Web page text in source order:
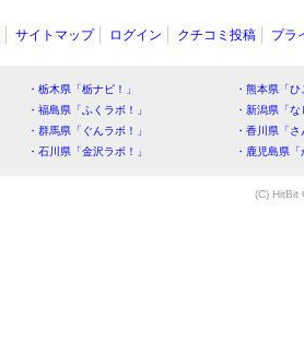
サイトマップ ログイン クチコミ投稿 プラ
・栃木県「栃ナビ！」
・熊本県「
・福島県「ふくラボ！」
・新潟県「
・群馬県「ぐんラボ！」
・香川県「
・石川県「金沢ラボ！」
・鹿児島県
(C) HitBit